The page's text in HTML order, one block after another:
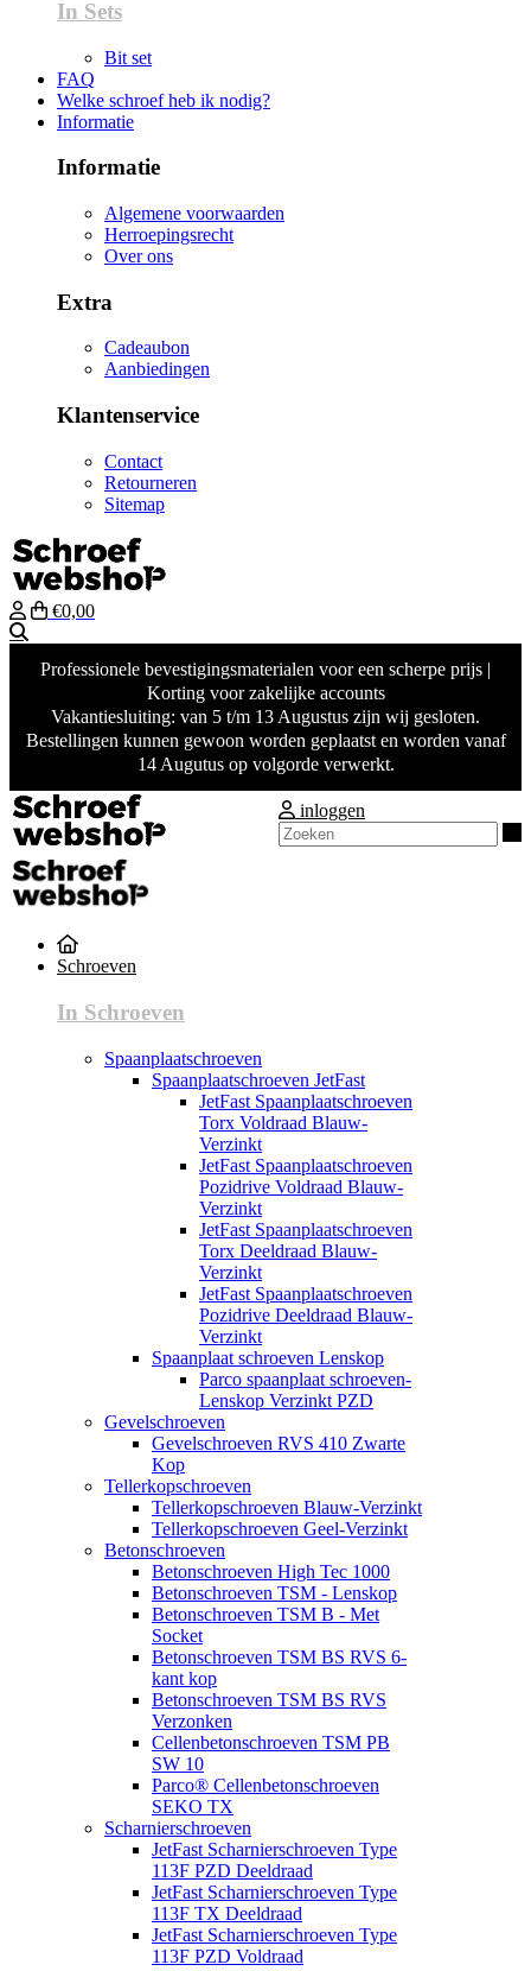
In Sets
Bit set
FAQ
Welke schroef heb ik nodig?
Informatie
Informatie
Algemene voorwaarden
Herroepingsrecht
Over ons
Extra
Cadeaubon
Aanbiedingen
Klantenservice
Contact
Retourneren
Sitemap
€0,00
Professionele bevestigingsmaterialen voor een scherpe prijs |
Korting voor zakelijke accounts
Vakantiesluiting: van 5 t/m 13 Augustus zijn wij gesloten.
Bestellingen kunnen gewoon worden geplaatst en worden vanaf
14 Augutus op volgorde verwerkt.
inloggen
Schroeven
In Schroeven
Spaanplaatschroeven
Spaanplaatschroeven JetFast
JetFast Spaanplaatschroeven
Torx Voldraad Blauw-
Verzinkt
JetFast Spaanplaatschroeven
Pozidrive Voldraad Blauw-
Verzinkt
JetFast Spaanplaatschroeven
Torx Deeldraad Blauw-
Verzinkt
JetFast Spaanplaatschroeven
Pozidrive Deeldraad Blauw-
Verzinkt
Spaanplaat schroeven Lenskop
Parco spaanplaat schroeven-
Lenskop Verzinkt PZD
Gevelschroeven
Gevelschroeven RVS 410 Zwarte
Kop
Tellerkopschroeven
Tellerkopschroeven Blauw-Verzinkt
Tellerkopschroeven Geel-Verzinkt
Betonschroeven
Betonschroeven High Tec 1000
Betonschroeven TSM - Lenskop
Betonschroeven TSM B - Met
Socket
Betonschroeven TSM BS RVS 6-
kant kop
Betonschroeven TSM BS RVS
Verzonken
Cellenbetonschroeven TSM PB
SW 10
Parco® Cellenbetonschroeven
SEKO TX
Scharnierschroeven
JetFast Scharnierschroeven Type
113F PZD Deeldraad
JetFast Scharnierschroeven Type
113F TX Deeldraad
JetFast Scharnierschroeven Type
113F PZD Voldraad